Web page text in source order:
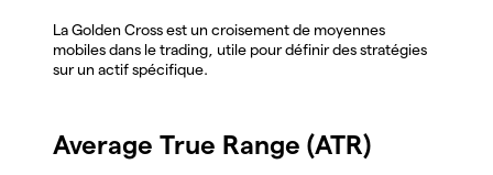
La Golden Cross est un croisement de moyennes
mobiles dans le trading, utile pour définir des stratégies
sur un actif spécifique.
Average True Range (ATR)